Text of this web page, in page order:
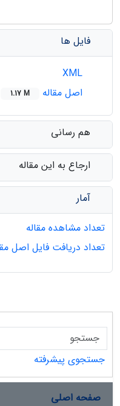
فایل ها
اصل مقاله
1.17 M
هم رسانی
ارجاع به این مقاله
آمار
تعداد مشاهده مقاله
تعداد دریافت فایل اصل
جستجوی پیشرفته
صفحه اصلی